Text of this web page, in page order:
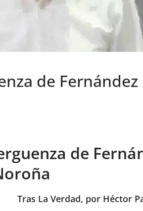
de
de
Tras La Verdad, por Héctor